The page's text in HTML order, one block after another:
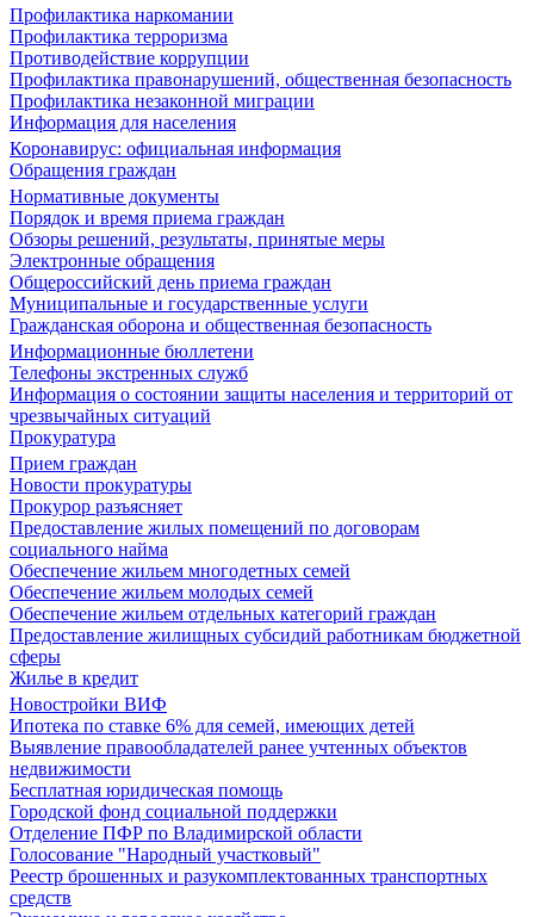
Профилактика наркомании
Профилактика терроризма
Противодействие коррупции
Профилактика правонарушений, общественная безопасность
Профилактика незаконной миграции
Информация для населения
Коронавирус: официальная информация
Обращения граждан
Нормативные документы
Порядок и время приема граждан
Обзоры решений, результаты, принятые меры
Электронные обращения
Общероссийский день приема граждан
Муниципальные и государственные услуги
Гражданская оборона и общественная безопасность
Информационные бюллетени
Телефоны экстренных служб
Информация о состоянии защиты населения и территорий от
чрезвычайных ситуаций
Прокуратура
Прием граждан
Новости прокуратуры
Прокурор разъясняет
Предоставление жилых помещений по договорам
социального найма
Обеспечение жильем многодетных семей
Обеспечение жильем молодых семей
Обеспечение жильем отдельных категорий граждан
Предоставление жилищных субсидий работникам бюджетной
сферы
Жилье в кредит
Новостройки ВИФ
Ипотека по ставке 6% для семей, имеющих детей
Выявление правообладателей ранее учтенных объектов
недвижимости
Бесплатная юридическая помощь
Городской фонд социальной поддержки
Отделение ПФР по Владимирской области
Голосование "Народный участковый"
Реестр брошенных и разукомплектованных транспортных
средств